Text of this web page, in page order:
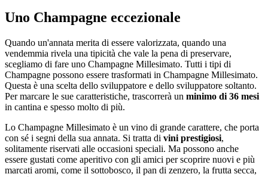
Uno Champagne eccezionale
Quando un'annata merita di essere valorizzata, quando una
vendemmia rivela una tipicità che vale la pena di preservare,
scegliamo di fare uno Champagne Millesimato. Tutti i tipi di
Champagne possono essere trasformati in Champagne Millesimato.
Questa è una scelta dello sviluppatore e dello sviluppatore soltanto.
Per marcare le sue caratteristiche, trascorrerà un minimo di 36 mesi
in cantina e spesso molto di più.
Lo Champagne Millesimato è un vino di grande carattere, che porta
con sé i segni della sua annata. Si tratta di vini prestigiosi,
solitamente riservati alle occasioni speciali. Ma possono anche
essere gustati come aperitivo con gli amici per scoprire nuovi e più
marcati aromi, come il sottobosco, il pan di zenzero, la frutta secca,